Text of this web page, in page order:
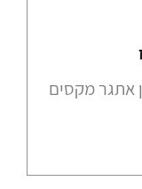
אתגר מקסים